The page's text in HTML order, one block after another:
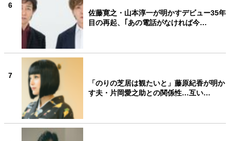
6
佐藤寛之・山本淳一が明かすデビュー35年
目の再起、｢あの電話がなければ今…
7
「のりの芝居は観たいと」藤原紀香が明か
す夫・片岡愛之助との関係性…互い…